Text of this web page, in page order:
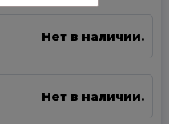
Нет в наличии.
Нет в наличии.